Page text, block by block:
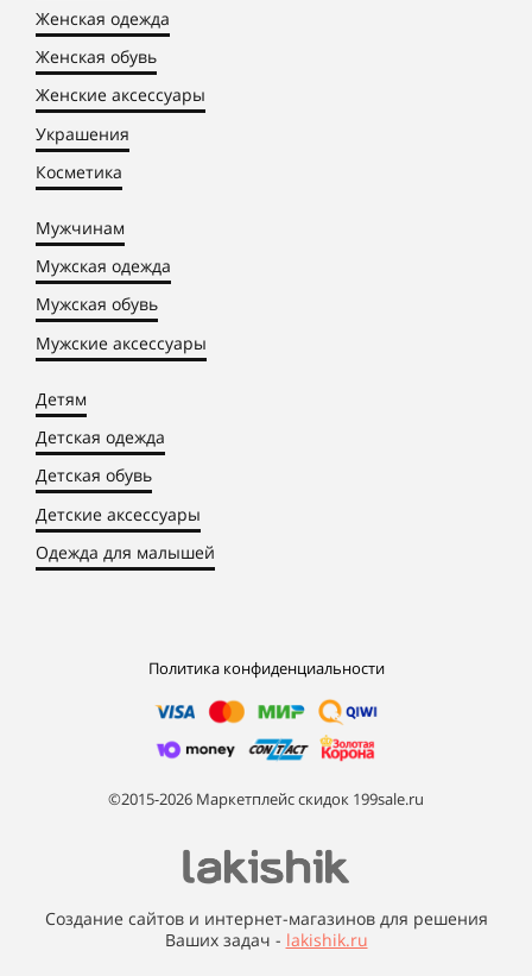
Женская одежда
Женская обувь
Женские аксессуары
Украшения
Косметика
Мужчинам
Мужская одежда
Мужская обувь
Мужские аксессуары
Детям
Детская одежда
Детская обувь
Детские аксессуары
Одежда для малышей
Политика конфиденциальности
©2015-2026 Маркетплейс скидок 199sale.ru
Создание сайтов и интернет-магазинов для решения
Ваших задач - lakishik.ru